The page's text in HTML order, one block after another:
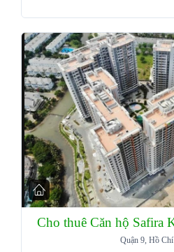
Cho thuê Căn hộ Safira
Quận 9, Hồ